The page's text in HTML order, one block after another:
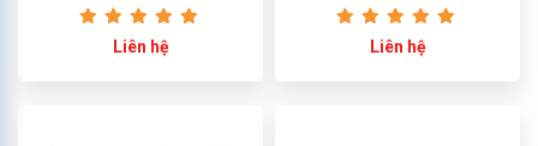
Liên hệ Liên hệ